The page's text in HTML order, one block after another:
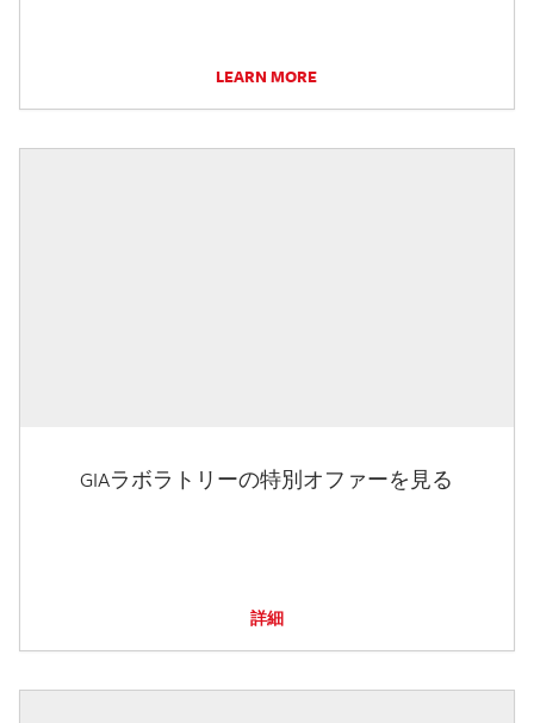
LEARN MORE
GIAラボラトリーの特別オファーを見る
詳細